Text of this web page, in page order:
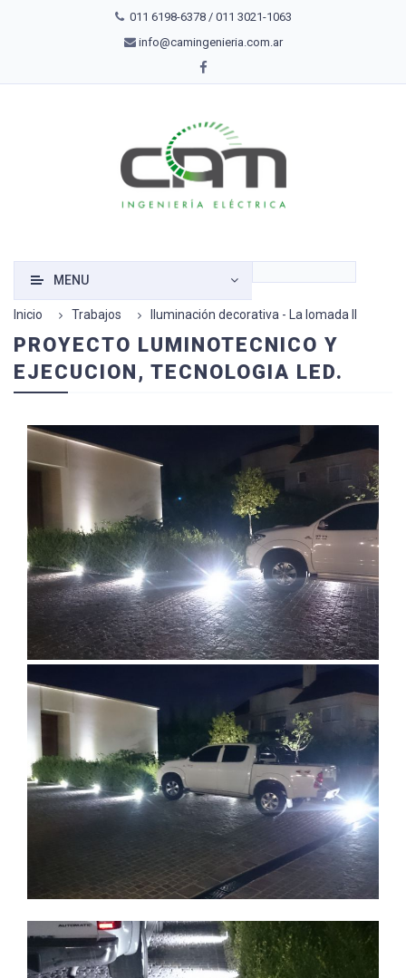
011 6198-6378 / 011 3021-1063
info@camingenieria.com.ar
MENU
Inicio Trabajos Iluminación decorativa - La lomada II
PROYECTO LUMINOTECNICO Y
EJECUCION, TECNOLOGIA LED.